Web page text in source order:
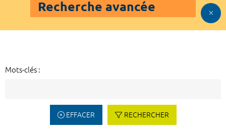
Recherche avancée
Mots-clés :
EFFACER RECHERCHER